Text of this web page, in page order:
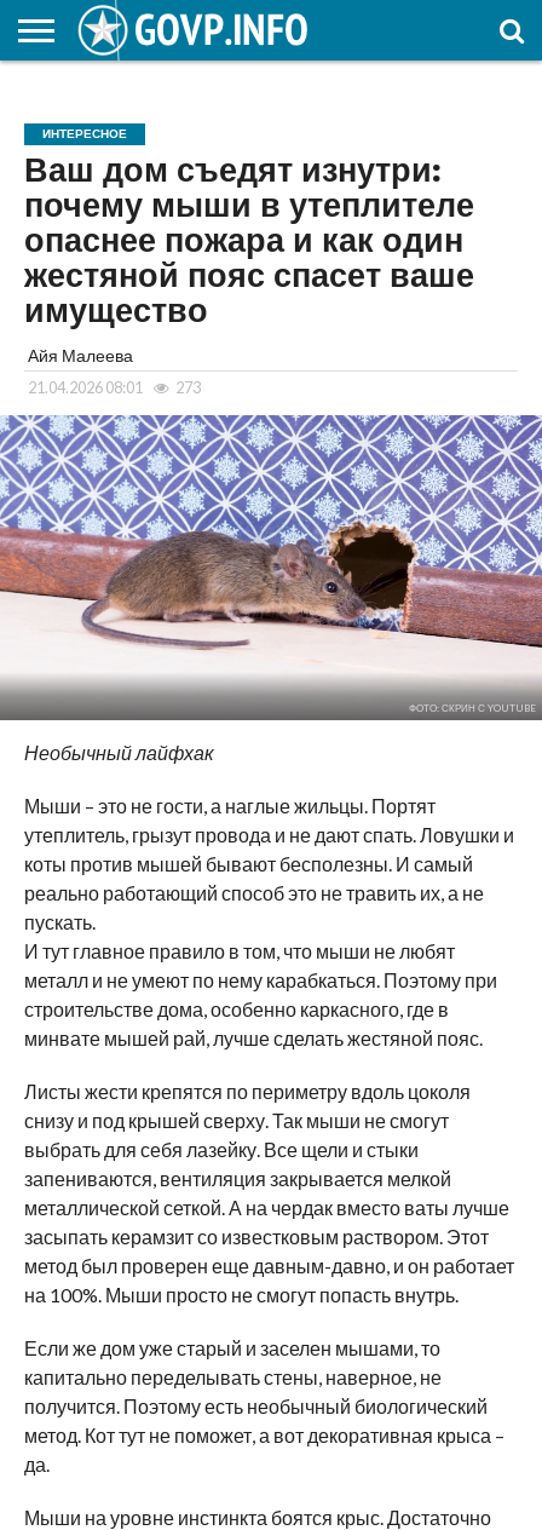
ОБРАЗОВАНИЕ
ИНТЕРЕСНОЕ
Ваш дом съедят изнутри:
почему мыши в утеплителе
опаснее пожара и как один
жестяной пояс спасет ваше
имущество
Айя Малеева
21.04.2026 08:01 273
ФОТО: СКРИН С YOUTUBE
Необычный лайфхак
Мыши – это не гости, а наглые жильцы. Портят
утеплитель, грызут провода и не дают спать. Ловушки и
коты против мышей бывают бесполезны. И самый
реально работающий способ это не травить их, а не
пускать.
И тут главное правило в том, что мыши не любят
металл и не умеют по нему карабкаться. Поэтому при
строительстве дома, особенно каркасного, где в
минвате мышей рай, лучше сделать жестяной пояс.
Листы жести крепятся по периметру вдоль цоколя
снизу и под крышей сверху. Так мыши не смогут
выбрать для себя лазейку. Все щели и стыки
запениваются, вентиляция закрывается мелкой
металлической сеткой. А на чердак вместо ваты лучше
засыпать керамзит со известковым раствором. Этот
метод был проверен еще давным-давно, и он работает
на 100%. Мыши просто не смогут попасть внутрь.
Если же дом уже старый и заселен мышами, то
капитально переделывать стены, наверное, не
получится. Поэтому есть необычный биологический
метод. Кот тут не поможет, а вот декоративная крыса –
да.
Мыши на уровне инстинкта боятся крыс. Достаточно